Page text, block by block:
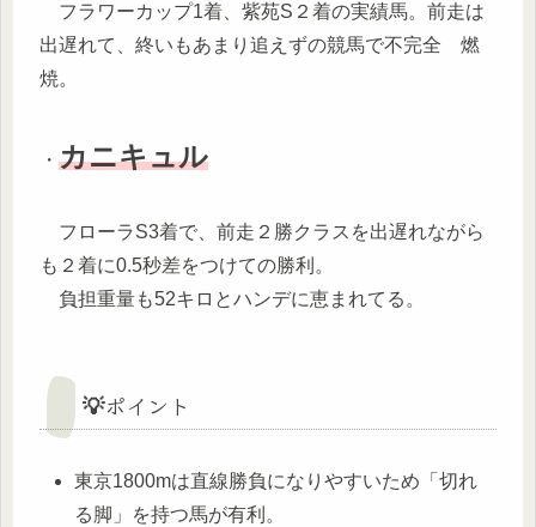
フラワーカップ1着、紫苑S２着の実績馬。前走は
出遅れて、終いもあまり追えずの競馬で不完全 燃
焼。
・ カニキュル
フローラS3着で、前走２勝クラスを出遅れながら
も２着に0.5秒差をつけての勝利。
負担重量も52キロとハンデに恵まれてる。
💡ポイント
東京1800mは直線勝負になりやすいため「切れ
る脚」を持つ馬が有利。